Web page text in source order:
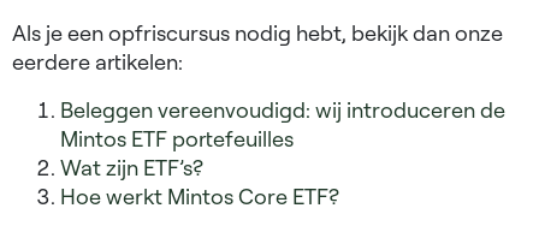
Als je een opfriscursus nodig hebt, bekijk dan onze
eerdere artikelen:
Beleggen vereenvoudigd: wij introduceren de
Mintos ETF portefeuilles
Wat zijn ETF’s?
Hoe werkt Mintos Core ETF?